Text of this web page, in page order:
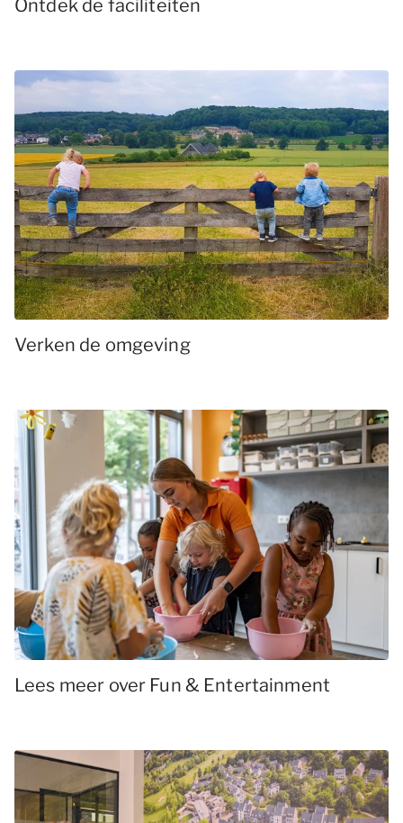
Ontdek de faciliteiten
Verken de omgeving
Lees meer over Fun & Entertainment